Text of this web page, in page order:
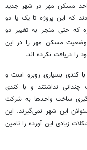
سال ۱۳۹۱ که ساخت ۸۰ هزار واحد مسکن مهر در شهر جدید
که این پروژه تا یک یا دو
که حتی منجر به تغییر دو
وضعیت مسکن مهر را در این
دریافت نکرده اند.
کندی بسیاری روبرو است و
نداشتند و با کندی
ساخت واحدها به شرکت
این شهر نمی‌گیرند. این
زیادی این آورده را تامین